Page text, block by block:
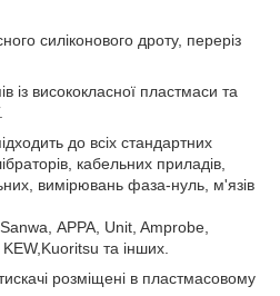
силіконового дроту, переріз
із висококласної пластмаси та
до всіх стандартних
кабельних приладів,
вимірювань фаза-нуль, м'язів
APPA, Unit, Amprobe,
та інших.
розміщені в пластмасовому